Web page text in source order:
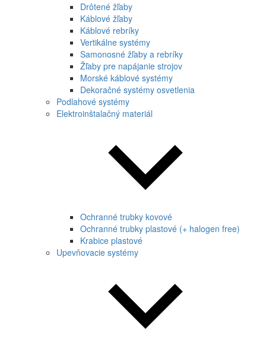
Drôtené žľaby
Káblové žľaby
Káblové rebríky
Vertikálne systémy
Samonosné žľaby a rebríky
Žľaby pre napájanie strojov
Morské káblové systémy
Dekoračné systémy osvetlenia
Podlahové systémy
Elektroinštalačný materiál
Ochranné trubky kovové
Ochranné trubky plastové (+ halogen free)
Krabice plastové
Upevňovacie systémy